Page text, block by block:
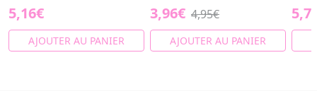
5,16€
AJOUTER AU PANIER
3,96€ 4,95€
AJOUTER AU PANIER